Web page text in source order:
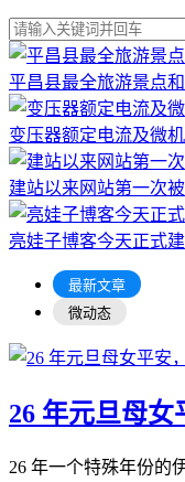
平昌县最全旅游景点
变压器额定电流及微
建站以来网站第一次
亮娃子博客今天正式
最新文章
微动态
26 年元旦母
26 年一个特殊年份的